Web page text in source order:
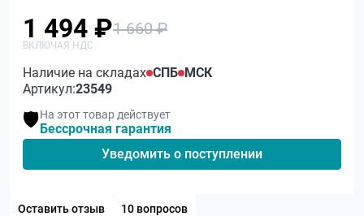
1 494 ₽1 660 ₽
Наличие на складах СПБ МСК
Артикул:23549
🛡️На этот товар действует
Бессрочная гарантия
Уведомить о поступлении
Оставить отзыв 10 вопросов